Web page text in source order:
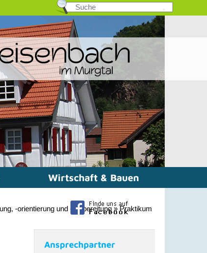
Wirtschaft & Bauen
-orientierung und -vorbereitung» Praktikum
Ansprechpartner